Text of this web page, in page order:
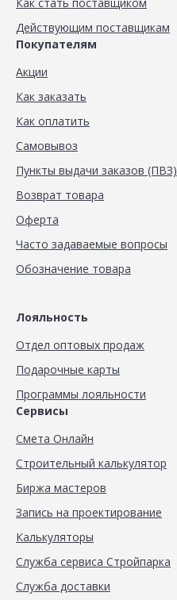
Действующим поставщикам
Покупателям
Акции
Как заказать
Как оплатить
Самовывоз
Пункты выдачи заказов (ПВЗ)
Возврат товара
Оферта
Часто задаваемые вопросы
Обозначение товара
Лояльность
Отдел оптовых продаж
Подарочные карты
Программы лояльности
Сервисы
Смета Онлайн
Строительный калькулятор
Биржа мастеров
Запись на проектирование
Калькуляторы
Служба сервиса Стройпарка
Служба доставки